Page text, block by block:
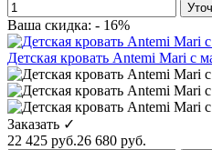
Ваша скидка: - 16%
Детская кровать Antemi Mari с
Заказать ✓
22 425 руб.26 680 руб.